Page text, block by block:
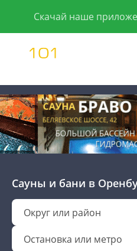
Скачай наше
Сауны и бани в
Округ или район
Остановка или метро